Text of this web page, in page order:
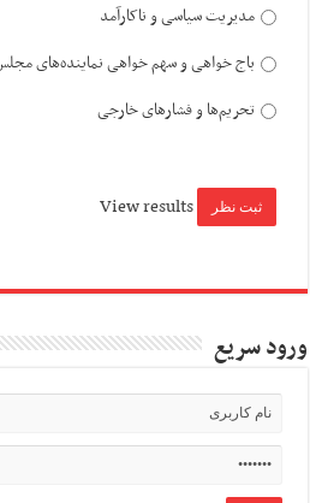
مدیریت سیاسی و ناکارآمد
باج خواهی و سهم خواهی نماینده‌های
تحریم‌ها و فشارهای خارجی
View results
ورود سریع